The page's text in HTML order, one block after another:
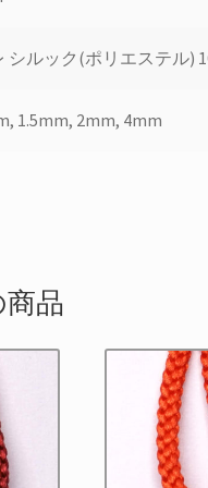
シルック(ポリエステル)
1.5mm, 2mm, 4mm
品